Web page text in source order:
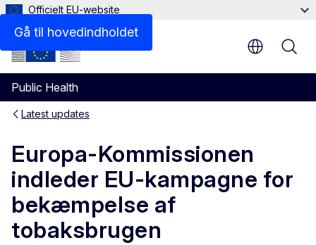
Gå til hovedindholdet
Officielt EU-website
Public Health
Latest updates
Europa-Kommissionen
indleder EU-kampagne for
bekæmpelse af
tobaksbrugen